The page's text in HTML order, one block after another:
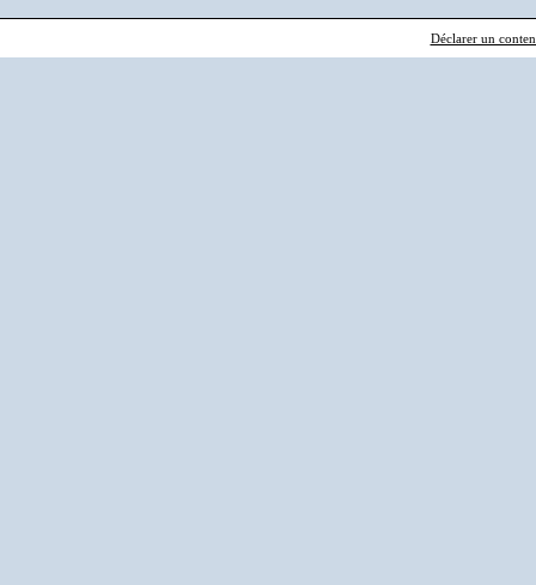
Déclarer un